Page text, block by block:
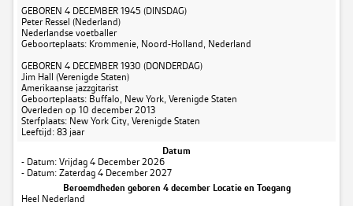
GEBOREN 4 DECEMBER 1945 (DINSDAG)
Peter Ressel (Nederland)
Nederlandse voetballer
Geboorteplaats: Krommenie, Noord-Holland, Nederland
GEBOREN 4 DECEMBER 1930 (DONDERDAG)
Jim Hall (Verenigde Staten)
Amerikaanse jazzgitarist
Geboorteplaats: Buffalo, New York, Verenigde Staten
Overleden op 10 december 2013
Sterfplaats: New York City, Verenigde Staten
Leeftijd: 83 jaar
Datum
- Datum: Vrijdag 4 December 2026
- Datum: Zaterdag 4 December 2027
Beroemdheden geboren 4 december Locatie en Toegang
Heel Nederland